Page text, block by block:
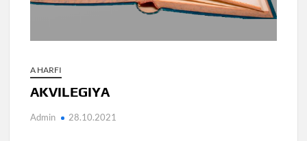
A HARFI
AKVILEGIYA
Admin 28.10.2021